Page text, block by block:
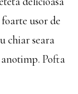
usor de
chiar seara
Pofta